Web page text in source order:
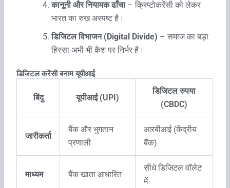
कानूनी और नियामक ढाँचा– क्रिप्टोकरेंसी को लेकर
भारत का रुख अस्पष्ट है।
डिजिटल विभाजन (Digital Divide) – समाज का बड़ा
हिस्सा अभी भी कैश पर निर्भर है।
डिजिटल करेंसी बनाम यूपीआई
बिंदु यूपीआई (UPI)
डिजिटल रुपया
(CBDC)
जारीकर्ता
बैंक और भुगतान
प्रणाली
आरबीआई (केंद्रीय
बैंक)
माध्यम बैंक खाता आधारित
सीधे डिजिटल वॉलेट
में